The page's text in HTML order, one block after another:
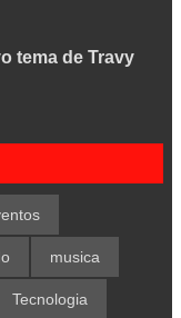
tema de Travy
musica
Tecnologia